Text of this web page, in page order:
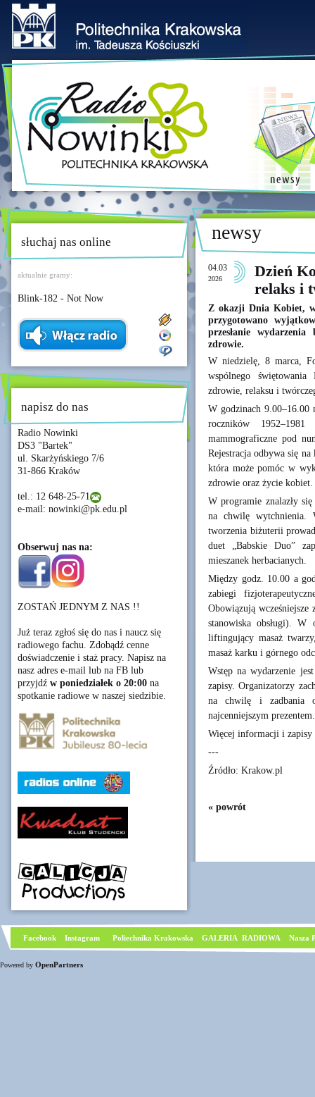
słuchaj nas online
aktualnie gramy:
Blink-182 - Not Now
napisz do nas
Radio Nowinki
DS3 "Bartek"
ul. Skarżyńskiego 7/6
31-866 Kraków
tel.: 12 648-25-71
e-mail: nowinki@pk.edu.pl
Obserwuj nas na:
ZOSTAŃ JEDNYM Z NAS !!
Już teraz zgłoś się do nas i naucz się
radiowego fachu. Zdobądź cenne
doświadczenie i staż pracy. Napisz na
nasz adres e-mail lub na FB lub
przyjdź w poniedziałek o 20:00 na
spotkanie radiowe w naszej siedzibie.
newsy
04.03
2026
Dzień
relaks i
Z okazji Dnia Kobiet,
przygotowano
przesłanie
zdrowie.
W niedzielę, 8 marca,
wspólnego
zdrowie, relaksu i
W godzinach 9.00–16.00
roczników
mammograficzne pod
Rejestracja odbywa się
która może pomóc w
zdrowie oraz życie kobiet.
W programie znalazły
na chwilę wytchnienia.
tworzenia biżuterii
duet „Babskie Duo”
mieszanek herbacianych.
Między godz. 10.00 a
zabiegi
Obowiązują
stanowiska obsługi).
liftingujący masaż
masaż karku i górnego
Wstęp na wydarzenie
zapisy. Organizatorzy
na chwilę i zadbania
najcenniejszym prezentem.
Więcej informacji i
---
Źródło: Krakow.pl
« powrót
Facebook Instagram Poliechnika Krakowska GALERIA RADIOWA Nasza
Powered by OpenPartners